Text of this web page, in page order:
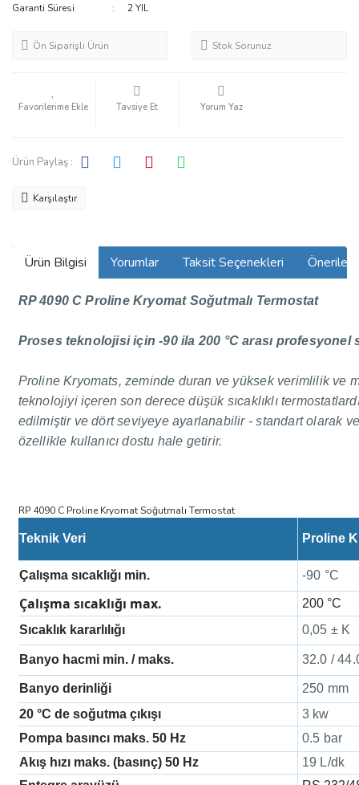
Garanti Süresi
2 YIL
Ön Siparişli Ürün Stok Sorunuz
Tavsiye Et Yorum Yaz
Ürün Paylaş :
Karşılaştır
Ürün Bilgisi Yorumlar Taksit Seçenekleri
RP 4090 C Proline Kryomat Soğutmalı Termostat
Proses teknolojisi için -90 ila 200 °C arası profesyonel
Proline Kryomats, zeminde duran ve yüksek verimlilik ve
teknolojiyi içeren son derece düşük sıcaklıklı
edilmiştir ve dört seviyeye ayarlanabilir - standart olarak
özellikle kullanıcı dostu hale getirir.
RP 4090 C Proline Kryomat Soğutmalı Termostat
Teknik Veri Proline
Çalışma sıcaklığı min. -90 °C
Çalışma sıcaklığı max.
200 °C
Sıcaklık kararlılığı
0,05 ± K
Banyo hacmi min. / maks. 32.0 /
Banyo derinliği
250 mm
20 °C de soğutma çıkışı
3 kw
Pompa basıncı maks. 50 Hz
0.5 bar
Akış hızı maks. (basınç) 50 Hz
19 L/dk